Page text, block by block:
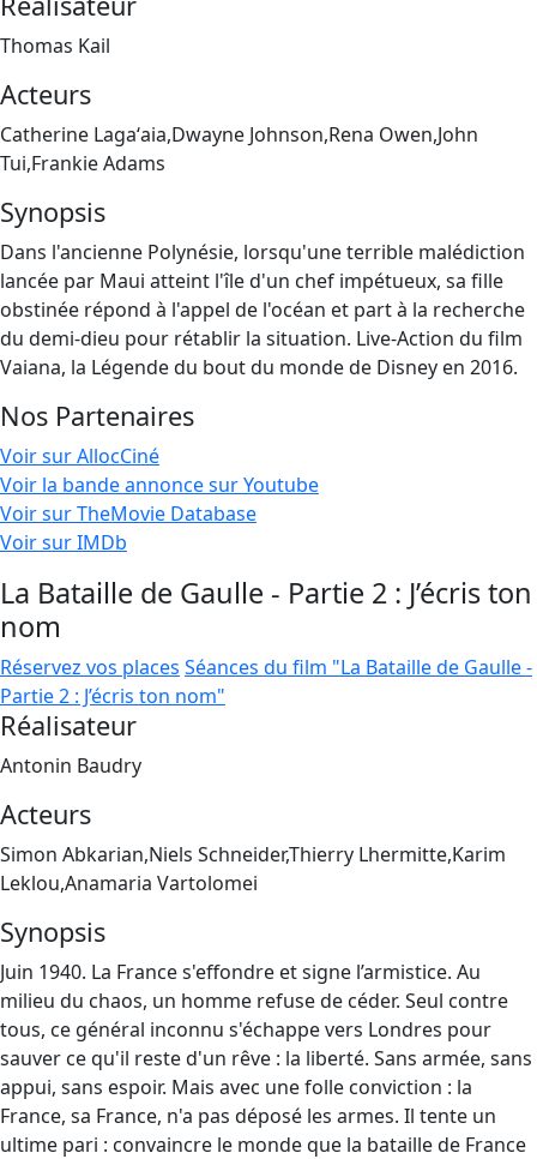
Thomas Kail
Acteurs
Catherine Lagaʻaia,Dwayne Johnson,Rena Owen,John
Tui,Frankie Adams
Synopsis
Dans l'ancienne Polynésie, lorsqu'une terrible malédiction
lancée par Maui atteint l'île d'un chef impétueux, sa fille
obstinée répond à l'appel de l'océan et part à la recherche
du demi-dieu pour rétablir la situation. Live-Action du film
Vaiana, la Légende du bout du monde de Disney en 2016.
Nos Partenaires
Voir sur AllocCiné
Voir la bande annonce sur Youtube
Voir sur TheMovie Database
Voir sur IMDb
La Bataille de Gaulle - Partie 2 : J’écris ton
nom
Réservez vos places Séances du film "La Bataille de Gaulle -
Partie 2 : J’écris ton nom"
Réalisateur
Antonin Baudry
Acteurs
Simon Abkarian,Niels Schneider,Thierry Lhermitte,Karim
Leklou,Anamaria Vartolomei
Synopsis
Juin 1940. La France s'effondre et signe l’armistice. Au
milieu du chaos, un homme refuse de céder. Seul contre
tous, ce général inconnu s'échappe vers Londres pour
sauver ce qu'il reste d'un rêve : la liberté. Sans armée, sans
appui, sans espoir. Mais avec une folle conviction : la
France, sa France, n'a pas déposé les armes. Il tente un
ultime pari : convaincre le monde que la bataille de France